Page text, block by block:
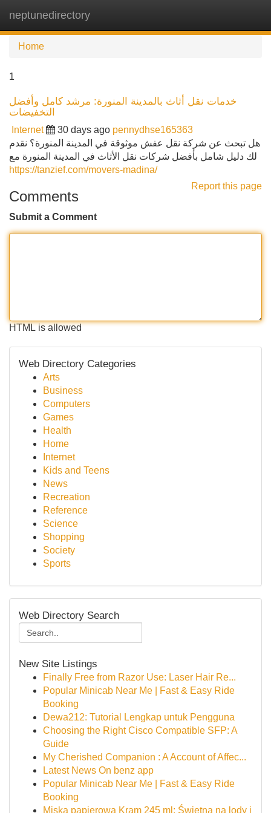
neptunedirectory
Home
1
خدمات نقل أثاث بالمدينة المنورة: مرشد كامل وأفضل
التخفيضات
Internet 30 days ago pennydhse165363
هل تبحث عن شركة نقل عفش موثوقة في المدينة المنورة؟ نقدم
لك دليل شامل بأفضل شركات نقل الأثاث في المدينة المنورة مع
https://tanzief.com/movers-madina/
Report this page
Comments
Submit a Comment
HTML is allowed
Web Directory Categories
Arts
Business
Computers
Games
Health
Home
Internet
Kids and Teens
News
Recreation
Reference
Science
Shopping
Society
Sports
Web Directory Search
New Site Listings
Finally Free from Razor Use: Laser Hair Re...
Popular Minicab Near Me | Fast & Easy Ride
Booking
Dewa212: Tutorial Lengkap untuk Pengguna
Choosing the Right Cisco Compatible SFP: A
Guide
My Cherished Companion : A Account of Affec...
Latest News On benz app
Popular Minicab Near Me | Fast & Easy Ride
Booking
Miska papierowa Kram 245 ml: Świetna na lody i